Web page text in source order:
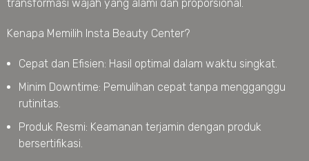
transformasi wajah yang alami dan proporsional.
Kenapa Memilih Insta Beauty Center?
Cepat dan Efisien: Hasil optimal dalam waktu singkat.
Minim Downtime: Pemulihan cepat tanpa mengganggu
rutinitas.
Produk Resmi: Keamanan terjamin dengan produk
bersertifikasi.